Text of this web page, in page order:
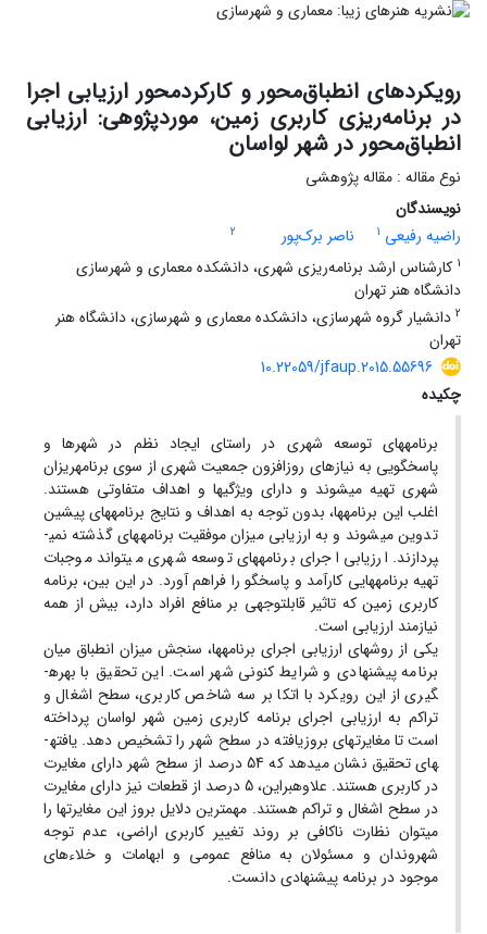
رویکردهای انطباق‌محور و کارکرد‌محور ارزیابی اجرا
در برنامه‌ریزی کاربری زمین، موردپژوهی: ارزیابی
انطباق‌محور در شهر لواسان
نوع مقاله : مقاله پژوهشی
نویسندگان
راضیه رفیعی 1 ناصر برک‌پور
2
1 کارشناس ارشد برنامه‌ریزی شهری، دانشکده معماری و شهرسازی
دانشگاه هنر تهران
2 دانشیار گروه شهرسازی، دانشکده معماری و شهرسازی، دانشگاه هنر
تهران
10.22059/jfaup.2015.55696
چکیده
برنامه­های توسعه شهری در راستای ایجاد نظم در شهرها و
پاسخگویی به نیازهای روزافزون جمعیت شهری از سوی برنامه­ریزان
شهری تهیه می­شوند و دارای ویژگی­ها و اهداف متفاوتی هستند.
اغلب این برنامه­ها، بدون توجه به اهداف و نتایج برنامه­های پیشین
تدوین می­شوند و به ارزیابی میزان موفقیت برنامه­های گذشته نمی­
پردازند. ارزیابی اجرای برنامه­های توسعه شهری می­تواند موجبات
تهیه برنامه­هایی کارآمد و پاسخگو را فراهم آورد. در این بین، برنامه
کاربری زمین که تاثیر قابل­توجهی بر منافع افراد دارد، بیش از همه
نیازمند ارزیابی است.
یکی از روش­های ارزیابی اجرای برنامه­ها، سنجش میزان انطباق میان
برنامه پیشنهادی و شرایط کنونی شهر است. این تحقیق با بهره­
گیری از این رویکرد با اتکا بر سه شاخص کاربری، سطح اشغال و
تراکم به ارزیابی اجرای برنامه کاربری زمین شهر لواسان پرداخته
است تا مغایرت­های بروزیافته در سطح شهر را تشخیص دهد. یافته­
های تحقیق نشان می­دهد که 54 درصد از سطح شهر دارای مغایرت
در کاربری هستند. علاوه­بر­این، 5 درصد از قطعات نیز دارای مغایرت
در سطح اشغال و تراکم هستند. مهم­ترین دلایل بروز این مغایرت­ها را
می­توان نظارت ناکافی بر روند تغییر کاربری اراضی، عدم توجه
شهروندان و مسئولان به منافع عمومی و ابهامات و خلاءهای
موجود در برنامه پیشنهادی دانست.